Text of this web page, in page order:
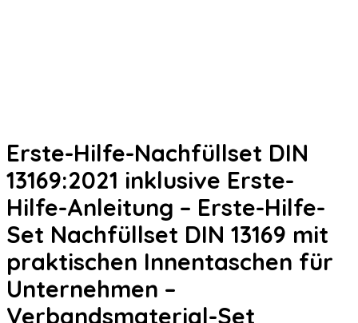
Erste-Hilfe-Nachfüllset DIN
13169:2021 inklusive Erste-
Hilfe-Anleitung – Erste-Hilfe-
Set Nachfüllset DIN 13169 mit
praktischen Innentaschen für
Unternehmen –
Verbandsmaterial-Set